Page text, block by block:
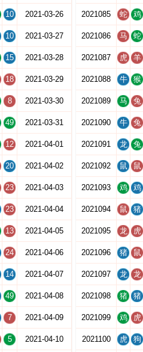
10 2021-03-26
10 2021-03-27
15 2021-03-28
18 2021-03-29
8 2021-03-30
49 2021-03-31
12 2021-04-01
20 2021-04-02
23 2021-04-03
23 2021-04-04
13 2021-04-05
24 2021-04-06
14 2021-04-07
49 2021-04-08
7 2021-04-09
5 2021-04-10
2021085 蛇 鸡
2021086 马 蛇
2021087 虎 羊
2021088 牛 猴
2021089 马 兔
2021090 牛 兔
2021091 龙 兔
2021092 鼠 鼠
2021093 鸡 鸡
2021094 鼠 猪
2021095 龙 虎
2021096 猪 鼠
2021097 龙 龙
2021098 猪 猪
2021099 鸡 虎
2021100 虎 狗